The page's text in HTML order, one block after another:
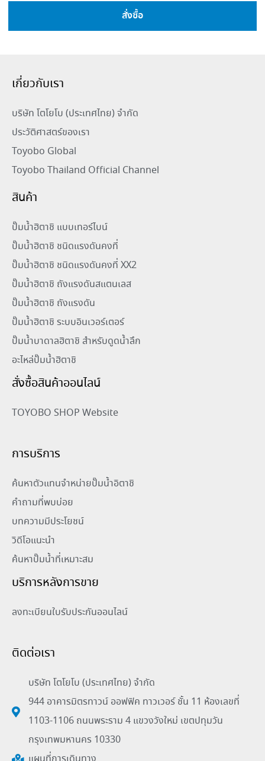
สั่งซื้อ
เกี่ยวกับเรา
บริษัท โตโยโบ (ประเทศไทย) จำกัด
ประวัติศาสตร์ของเรา
Toyobo Global
Toyobo Thailand Official Channel
สินค้า
ปั๊มน้ำฮิตาชิ แบบเทอร์ไบน์
ปั๊มน้ำฮิตาชิ ชนิดแรงดันคงที่
ปั๊มน้ำฮิตาชิ ชนิดแรงดันคงที่ XX2
ปั๊มน้ำฮิตาชิ ถังแรงดันสแตนเลส
ปั๊มน้ำฮิตาชิ ถังแรงดัน
ปั๊มน้ำฮิตาชิ ระบบอินเวอร์เตอร์
ปั๊มน้ำบาดาลฮิตาชิ สำหรับดูดน้ำลึก
อะไหล่ปั๊มน้ำฮิตาชิ
สั่งซื้อสินค้าออนไลน์
TOYOBO SHOP Website
การบริการ
ค้นหาตัวแทนจำหน่ายปั๊มน้ำอิตาชิ
คำถามที่พบบ่อย
บทความมีประโยชน์
วิดีโอแนะนำ
ค้นหาปั๊มน้ำที่เหมาะสม
บริการหลังการขาย
ลงทะเบียนใบรับประกันออนไลน์
ติดต่อเรา
บริษัท โตโยโบ (ประเทศไทย) จำกัด
944 อาคารมิตรทาวน์ ออฟฟิค ทาวเวอร์ ชั้น 11 ห้องเลขที่
1103-1106 ถนนพระราม 4 แขวงวังใหม่ เขตปทุมวัน
กรุงเทพมหานคร 10330